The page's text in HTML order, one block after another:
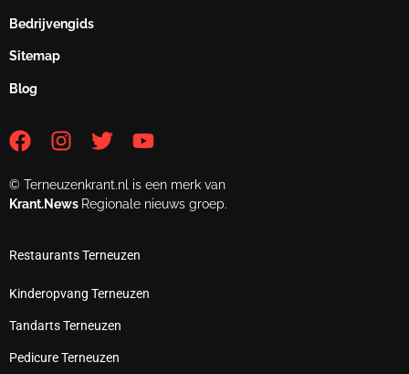
Bedrijvengids
Sitemap
Blog
© Terneuzenkrant.nl is een merk van
Krant.News Regionale nieuws groep.
Restaurants Terneuzen
Kinderopvang Terneuzen
Tandarts Terneuzen
Pedicure Terneuzen